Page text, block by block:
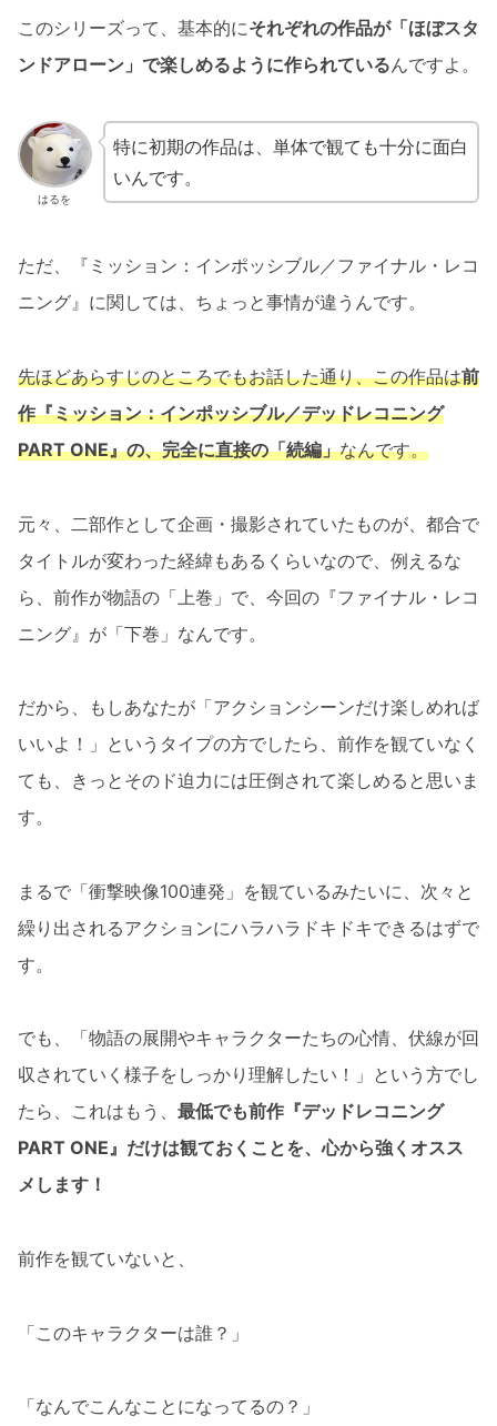
このシリーズって、基本的にそれぞれの作品が「ほぼスタ
ンドアローン」で楽しめるように作られているんですよ。
はるを
特に初期の作品は、単体で観ても十分に面白
いんです。
ただ、『ミッション：インポッシブル／ファイナル・レコ
ニング』に関しては、ちょっと事情が違うんです。
先ほどあらすじのところでもお話した通り、この作品は前
作『ミッション：インポッシブル／デッドレコニング
PART ONE』の、完全に直接の「続編」なんです。
元々、二部作として企画・撮影されていたものが、都合で
タイトルが変わった経緯もあるくらいなので、例えるな
ら、前作が物語の「上巻」で、今回の『ファイナル・レコ
ニング』が「下巻」なんです。
だから、もしあなたが「アクションシーンだけ楽しめれば
いいよ！」というタイプの方でしたら、前作を観ていなく
ても、きっとそのド迫力には圧倒されて楽しめると思いま
す。
まるで「衝撃映像100連発」を観ているみたいに、次々と
繰り出されるアクションにハラハラドキドキできるはずで
す。
でも、「物語の展開やキャラクターたちの心情、伏線が回
収されていく様子をしっかり理解したい！」という方でし
たら、これはもう、 最低でも前作『デッドレコニング
PART ONE』だけは観ておくことを、心から強くオスス
メします！
前作を観ていないと、
「このキャラクターは誰？」
「なんでこんなことになってるの？」